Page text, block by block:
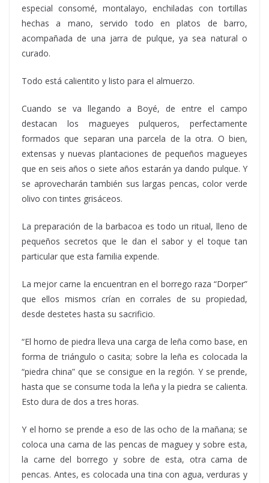
especial consomé, montalayo, enchiladas con tortillas
hechas a mano, servido todo en platos de barro,
acompañada de una jarra de pulque, ya sea natural o
curado.
Todo está calientito y listo para el almuerzo.
Cuando se va llegando a Boyé, de entre el campo
destacan los magueyes pulqueros, perfectamente
formados que separan una parcela de la otra. O bien,
extensas y nuevas plantaciones de pequeños magueyes
que en seis años o siete años estarán ya dando pulque. Y
se aprovecharán también sus largas pencas, color verde
olivo con tintes grisáceos.
La preparación de la barbacoa es todo un ritual, lleno de
pequeños secretos que le dan el sabor y el toque tan
particular que esta familia expende.
La mejor carne la encuentran en el borrego raza “Dorper”
que ellos mismos crían en corrales de su propiedad,
desde destetes hasta su sacrificio.
“El horno de piedra lleva una carga de leña como base, en
forma de triángulo o casita; sobre la leña es colocada la
“piedra china” que se consigue en la región. Y se prende,
hasta que se consume toda la leña y la piedra se calienta.
Esto dura de dos a tres horas.
Y el horno se prende a eso de las ocho de la mañana; se
coloca una cama de las pencas de maguey y sobre esta,
la carne del borrego y sobre de esta, otra cama de
pencas. Antes, es colocada una tina con agua, verduras y